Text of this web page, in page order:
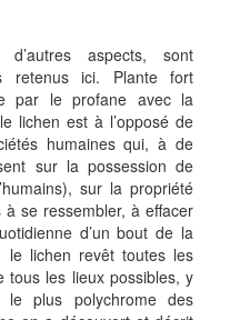
d’autres aspects, sont
retenus ici. Plante fort
par le profane avec la
lichen est à l’opposé de
humaines qui, à de
sur la possession de
sur la propriété
se ressembler, à effacer
d’un bout de la
le lichen revêt toutes les
tous les lieux possibles, y
plus polychrome des